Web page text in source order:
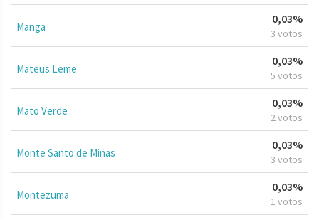
Manga
0,03%
3 votos
Mateus Leme
0,03%
5 votos
Mato Verde
0,03%
2 votos
Monte Santo de Minas
0,03%
3 votos
Montezuma
0,03%
1 votos